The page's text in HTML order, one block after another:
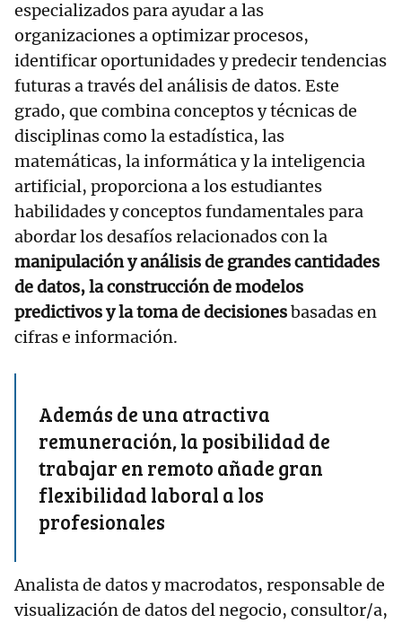
especializados para ayudar a las
organizaciones a optimizar procesos,
identificar oportunidades y predecir tendencias
futuras a través del análisis de datos. Este
grado, que combina conceptos y técnicas de
disciplinas como la estadística, las
matemáticas, la informática y la inteligencia
artificial, proporciona a los estudiantes
habilidades y conceptos fundamentales para
abordar los desafíos relacionados con la
manipulación y análisis de grandes cantidades
de datos, la construcción de modelos
predictivos y la toma de decisionesbasadas en
cifras e información.
Además de una atractiva
remuneración, la posibilidad de
trabajar en remoto añade gran
flexibilidad laboral a los
profesionales
Analista de datos y macrodatos, responsable de
visualización de datos del negocio, consultor/a,